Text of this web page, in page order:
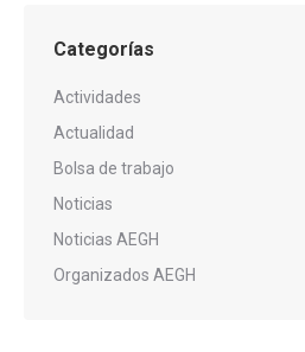
Categorías
Actividades
Actualidad
Bolsa de trabajo
Noticias
Noticias AEGH
Organizados AEGH